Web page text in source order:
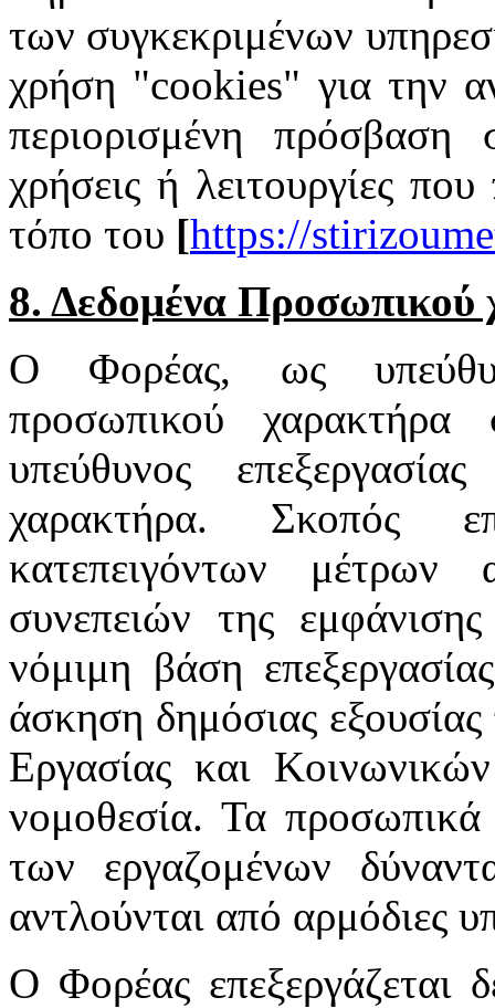
των συγκεκριμένων
χρήση "cookies" για την
περιορισμένη πρόσβαση
χρήσεις ή λειτουργίες
τόπο του [https://
8. Δεδομένα Προσωπικού
Ο Φορέας, ως
προσωπικού
υπεύθυνος
χαρακτήρα. Σκοπός
κατεπειγόντων μέτρων
συνεπειών της
νόμιμη βάση
άσκηση δημόσιας
Εργασίας και
νομοθεσία. Τα προσωπικά
των εργαζομένων
αντλούνται από αρμόδιες
Ο Φορέας επεξεργάζεται